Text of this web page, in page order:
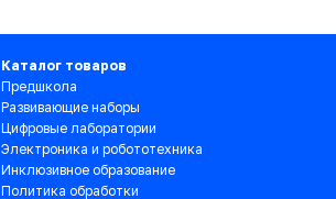
Каталог товаров
Предшкола
Развивающие наборы
Цифровые лаборатории
Электроника и робототехника
Инклюзивное образование
Политика обработки